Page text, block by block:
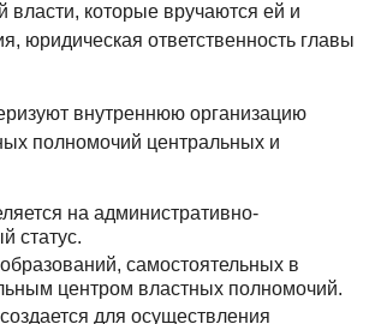
власти, которые вручаются ей и
юридическая ответственность главы
внутреннюю организацию
полномочий центральных и
на административно-
статус.
самостоятельных в
центром властных полномочий.
для осуществления